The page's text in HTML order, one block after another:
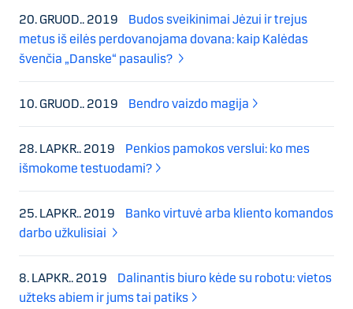
20. GRUOD.. 2019
Budos sveikinimai Jėzui ir trejus
metus iš eilės perdovanojama dovana: kaip Kalėdas
švenčia „Danske“ pasaulis?
10. GRUOD.. 2019 Bendro vaizdo magija
28. LAPKR.. 2019
Penkios pamokos verslui: ko mes
išmokome testuodami?
25. LAPKR.. 2019
Banko virtuvė arba kliento komandos
darbo užkulisiai
8. LAPKR.. 2019
Dalinantis biuro kėde su robotu: vietos
užteks abiem ir jums tai patiks